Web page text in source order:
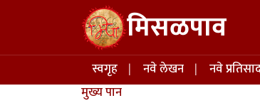
Skip to main content मिसळपाव
Main navigation
स्वगृह नवे लेखन नवे
मुख्य पान